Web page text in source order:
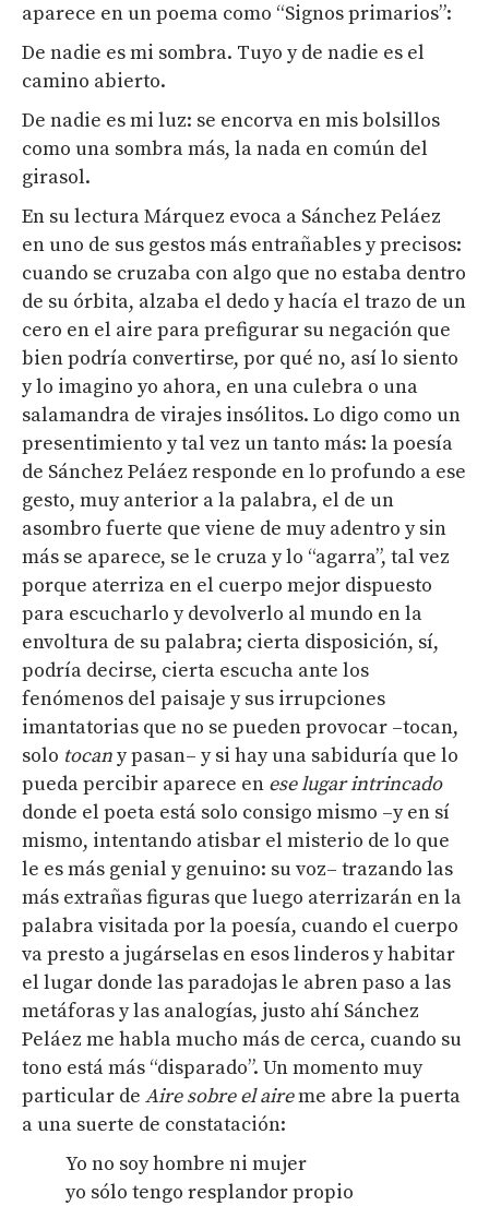
aparece en un poema como “Signos primarios”:
De nadie es mi sombra. Tuyo y de nadie es el
camino abierto.
De nadie es mi luz: se encorva en mis bolsillos
como una sombra más, la nada en común del
girasol.
En su lectura Márquez evoca a Sánchez Peláez
en uno de sus gestos más entrañables y precisos:
cuando se cruzaba con algo que no estaba dentro
de su órbita, alzaba el dedo y hacía el trazo de un
cero en el aire para prefigurar su negación que
bien podría convertirse, por qué no, así lo siento
y lo imagino yo ahora, en una culebra o una
salamandra de virajes insólitos. Lo digo como un
presentimiento y tal vez un tanto más: la poesía
de Sánchez Peláez responde en lo profundo a ese
gesto, muy anterior a la palabra, el de un
asombro fuerte que viene de muy adentro y sin
más se aparece, se le cruza y lo “agarra”, tal vez
porque aterriza en el cuerpo mejor dispuesto
para escucharlo y devolverlo al mundo en la
envoltura de su palabra; cierta disposición, sí,
podría decirse, cierta escucha ante los
fenómenos del paisaje y sus irrupciones
imantatorias que no se pueden provocar –tocan,
solo tocany pasan– y si hay una sabiduría que lo
pueda percibir aparece en ese lugar intrincado
donde el poeta está solo consigo mismo –y en sí
mismo, intentando atisbar el misterio de lo que
le es más genial y genuino: su voz– trazando las
más extrañas figuras que luego aterrizarán en la
palabra visitada por la poesía, cuando el cuerpo
va presto a jugárselas en esos linderos y habitar
el lugar donde las paradojas le abren paso a las
metáforas y las analogías, justo ahí Sánchez
Peláez me habla mucho más de cerca, cuando su
tono está más “disparado”. Un momento muy
particular de Aire sobre el aireme abre la puerta
a una suerte de constatación:
Yo no soy hombre ni mujer
yo sólo tengo resplandor propio